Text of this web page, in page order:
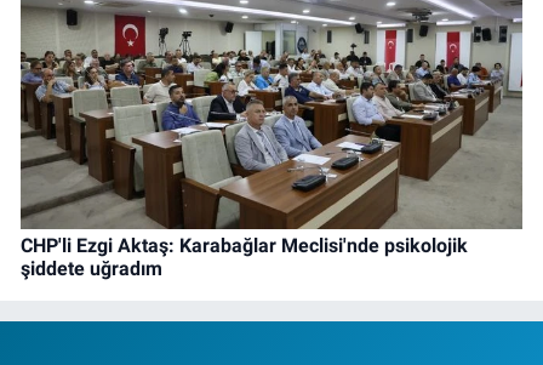
CHP'li Ezgi Aktaş: Karabağlar Meclisi'nde psikolojik
şiddete uğradım